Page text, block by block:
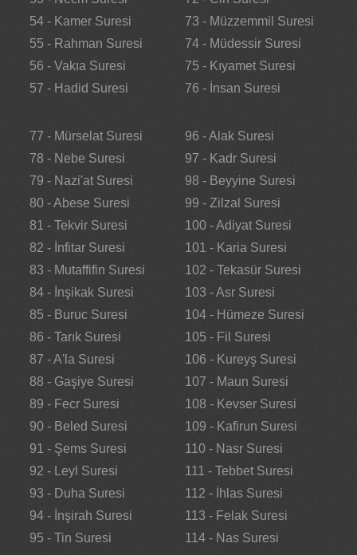
54 - Kamer Suresi
55 - Rahman Suresi
56 - Vakıa Suresi
57 - Hadid Suresi
73 - Müzzemmil Suresi
74 - Müdessir Suresi
75 - Kıyamet Suresi
76 - İnsan Suresi
77 - Mürselat Suresi
78 - Nebe Suresi
79 - Nazi'at Suresi
80 - Abese Suresi
81 - Tekvir Suresi
82 - İnfitar Suresi
83 - Mutaffifin Suresi
84 - İnşikak Suresi
85 - Buruc Suresi
86 - Tarık Suresi
87 - A'la Suresi
88 - Gaşiye Suresi
89 - Fecr Suresi
90 - Beled Suresi
91 - Şems Suresi
92 - Leyl Suresi
93 - Duha Suresi
94 - İnşirah Suresi
95 - Tin Suresi
96 - Alak Suresi
97 - Kadr Suresi
98 - Beyyine Suresi
99 - Zilzal Suresi
100 - Adiyat Suresi
101 - Karia Suresi
102 - Tekasür Suresi
103 - Asr Suresi
104 - Hümeze Suresi
105 - Fil Suresi
106 - Kureyş Suresi
107 - Maun Suresi
108 - Kevser Suresi
109 - Kafirun Suresi
110 - Nasr Suresi
111 - Tebbet Suresi
112 - İhlas Suresi
113 - Felak Suresi
114 - Nas Suresi